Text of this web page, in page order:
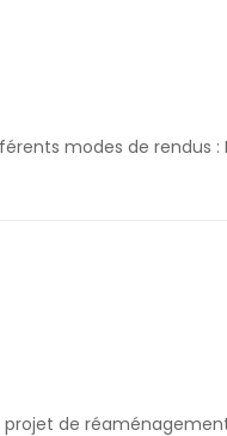
modes de rendus
de